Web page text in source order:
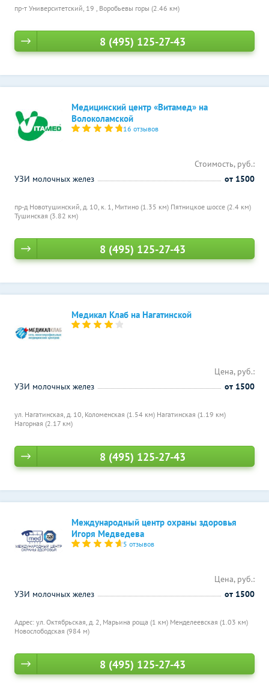
пр-т Университетский, 19 , Воробьевы горы (2.46 км)
8 (495) 125-27-43
Медицинский центр «Витамед» на
Волоколамской
16 отзывов
пр-д Новотушинский, д. 10, к. 1, Митино (1.35 км) Пятницкое шоссе (2.4 км)
Тушинская (3.82 км)
Стоимость, руб.:
УЗИ молочных желез
от 1500
8 (495) 125-27-43
Медикал Клаб на Нагатинской
ул. Нагатинская, д. 10, Коломенская (1.54 км) Нагатинская (1.19 км)
Нагорная (2.17 км)
Цена, руб.:
УЗИ молочных желез
от 1500
8 (495) 125-27-43
Международный центр охраны здоровья
Игоря Медведева
5 отзывов
Адрес: ул. Октябрьская, д. 2, Марьина роща (1 км) Менделеевская (1.03 км)
Новослободская (984 м)
Цена, руб.:
УЗИ молочных желез
от 1500
8 (495) 125-27-43